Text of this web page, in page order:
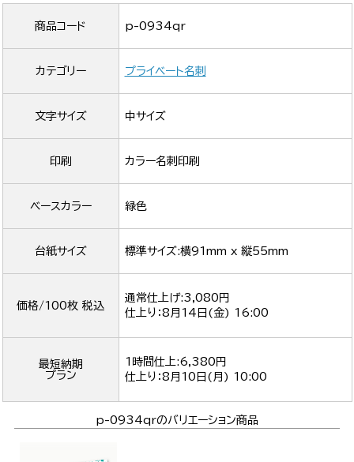
商品コード p-0934qr
カテゴリー プライベート名刺
文字サイズ 中サイズ
印刷 カラー名刺印刷
ベースカラー 緑色
台紙サイズ 標準サイズ:横91mm x 縦55mm
価格/100枚 税込
通常仕上げ:3,080円
仕上り：8月14日(金) 16:00
最短納期
プラン
1時間仕上:6,380円
仕上り：8月10日(月) 10:00
p-0934qrのバリエーション商品